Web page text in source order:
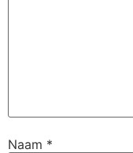
Naam *